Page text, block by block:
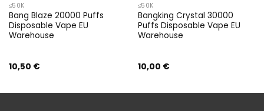
≤50K
Bang Blaze 20000 Puffs
Disposable Vape EU
Warehouse
10,50 €
≤50K
Bangking Crystal 30000
Puffs Disposable Vape EU
Warehouse
10,00 €